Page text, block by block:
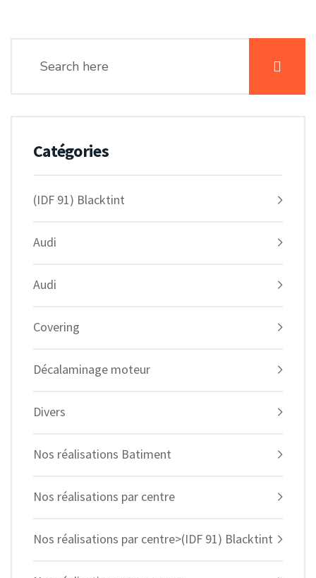
Catégories
(IDF 91) Blacktint
Audi
Audi
Covering
Décalaminage moteur
Divers
Nos réalisations Batiment
Nos réalisations par centre
Nos réalisations par centre>(IDF 91) Blacktint